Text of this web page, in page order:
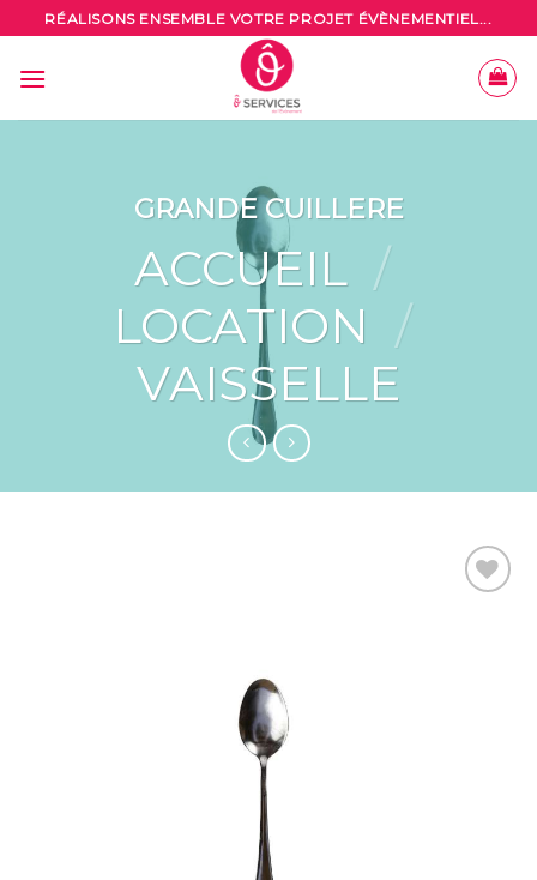
to
content
RÉALISONS ENSEMBLE VOTRE PROJET ÉVÈNEMENTIEL...
GRANDE CUILLERE
ACCUEIL /
LOCATION /
VAISSELLE